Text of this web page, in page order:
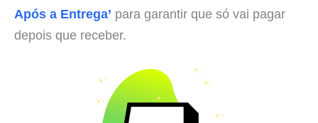
Após a Entrega’ para garantir que só vai pagar
depois que receber.